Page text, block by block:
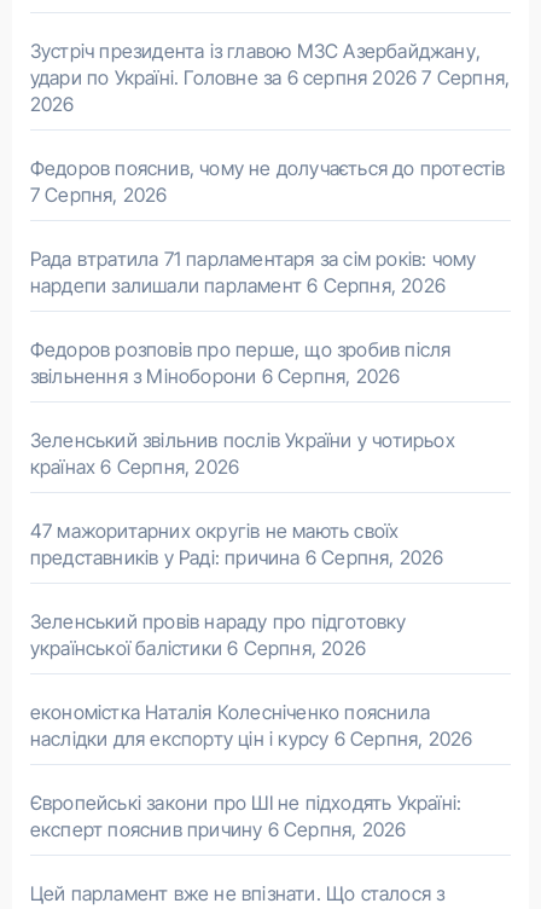
Зустріч президента із главою МЗС Азербайджану,
удари по Україні. Головне за 6 серпня 2026 7 Серпня,
2026
Федоров пояснив, чому не долучається до протестів
7 Серпня, 2026
Рада втратила 71 парламентаря за сім років: чому
нардепи залишали парламент 6 Серпня, 2026
Федоров розповів про перше, що зробив після
звільнення з Міноборони 6 Серпня, 2026
Зеленський звільнив послів України у чотирьох
країнах 6 Серпня, 2026
47 мажоритарних округів не мають своїх
представників у Раді: причина 6 Серпня, 2026
Зеленський провів нараду про підготовку
української балістики 6 Серпня, 2026
економістка Наталія Колесніченко пояснила
наслідки для експорту цін і курсу 6 Серпня, 2026
Європейські закони про ШІ не підходять Україні:
експерт пояснив причину 6 Серпня, 2026
Цей парламент вже не впізнати. Що сталося з